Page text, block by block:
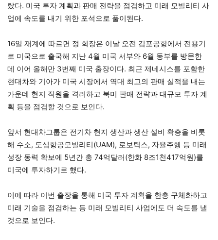
랐다. 미국 투자 계획과 판매 전략을 점검하고 미래 모빌리티 사
업에 속도를 내기 위한 포석으로 풀이된다.
16일 재계에 따르면 정 회장은 이날 오전 김포공항에서 전용기
로 미국으로 출국해 지난 4월 미국 서부와 6월 동부를 방문한
데 이어 올해만 3번째 미국 출장이다. 최근 제네시스를 포함한
현대차와 기아가 미국 시장에서 역대 최고의 판매 실적을 내는
가운데 현지 직원을 격려하고 북미 판매 전략과 대규모 투자 계
획 등을 점검할 것으로 보인다.
앞서 현대차그룹은 전기차 현지 생산과 생산 설비 확충을 비롯
해 수소, 도심항공모빌리티(UAM), 로보틱스, 자율주행 등 미래
성장 동력 확보에 5년간 총 74억달러(한화 8조1천417억원)를
미국에 투자하기로 했다.
이에 따라 이번 출장을 통해 미국 투자 계획을 한층 구체화하고
미래 기술을 점검하는 등 미래 모빌리티 사업에도 더 속도를 낼
것으로 보인다.